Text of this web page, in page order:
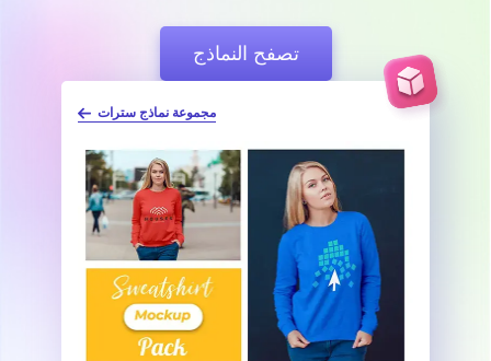
تصفح النماذج
نماذج سترات طويلة الأكمام